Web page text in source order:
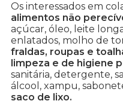
Os interessados em
alimentos não
açúcar, óleo, leite
enlatados, molho de
fraldas, roupas e
limpeza e de higiene
sanitária, detergente,
álcool, xampu,
saco de lixo.